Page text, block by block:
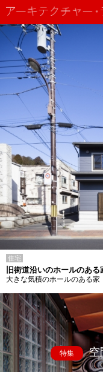
住宅
旧街道沿いのホールのある
大きな気積のホールのある家
特集 空